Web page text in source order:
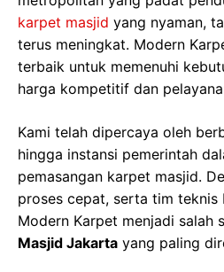
karpet masjid yang nyaman,
terus meningkat. Modern
terbaik untuk memenuhi
harga kompetitif dan
Kami telah dipercaya oleh
hingga instansi pemerintah
pemasangan karpet masjid.
proses cepat, serta tim teknis
Modern Karpet menjadi salah
Masjid Jakarta yang paling